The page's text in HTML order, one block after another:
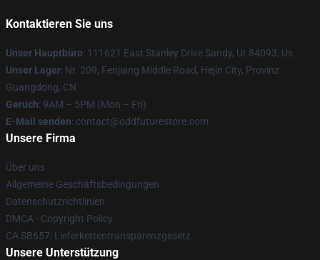
Kontaktieren Sie uns
Unser Hauptbüro: 111621 East Stanley Drive Sandy, Ut 84093, Us
Unser Lager: Nr. 209, Fenjiang Middle Road, Hejin City, Provinz
Guangdong, CN
Geruch: 9AM – 5PM (Mon – Fri)
E-Mail senden: contact@oddfuturestore.com
Unsere Firma
Über uns
Allgemeine Geschäftsbedingungen
Datenschutzrichtlinien
DMCA - Copyright Policy
CA SB657: Lieferkettentransparenzgesetz
Unsere Unterstützung